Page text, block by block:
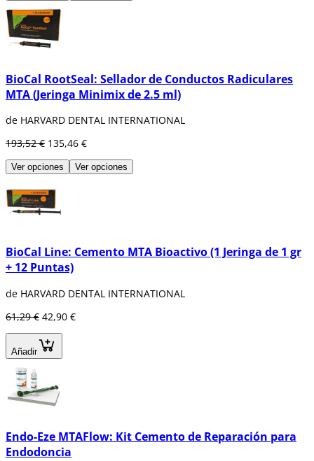
BioCal RootSeal: Sellador de Conductos Radiculares
MTA (Jeringa Minimix de 2.5 ml)
de HARVARD DENTAL INTERNATIONAL
193,52 € 135,46 €
Ver opciones Ver opciones
BioCal Line: Cemento MTA Bioactivo (1 Jeringa de 1 gr
+ 12 Puntas)
de HARVARD DENTAL INTERNATIONAL
61,29 € 42,90 €
Añadir
Endo-Eze MTAFlow: Kit Cemento de Reparación para
Endodoncia